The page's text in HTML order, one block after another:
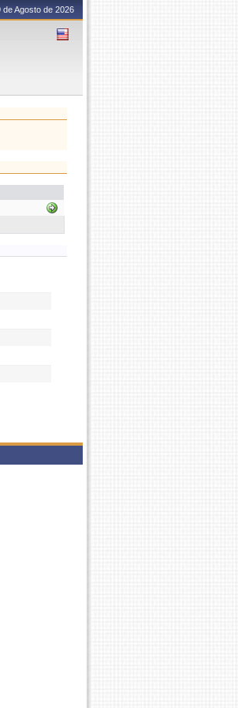
de Agosto de 2026